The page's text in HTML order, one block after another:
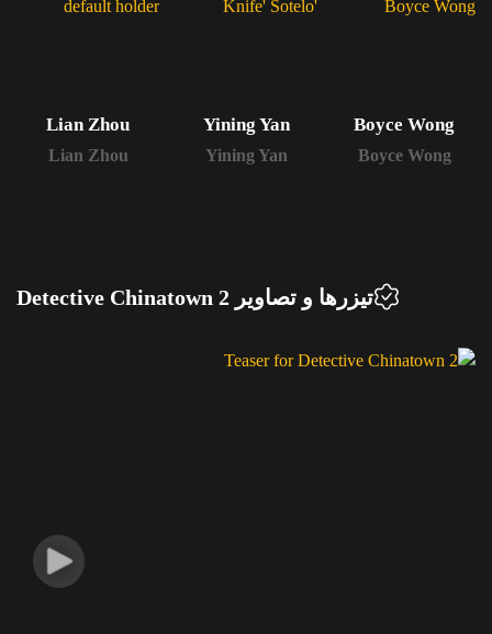
Boyce Wong
Boyce Wong
Yining Yan
Yining Yan
Lian Zhou
Lian Zhou
تیزرها و تصاویر Detective Chinatown 2